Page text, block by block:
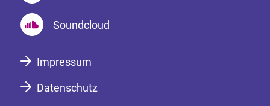
Soundcloud
Impressum
Datenschutz